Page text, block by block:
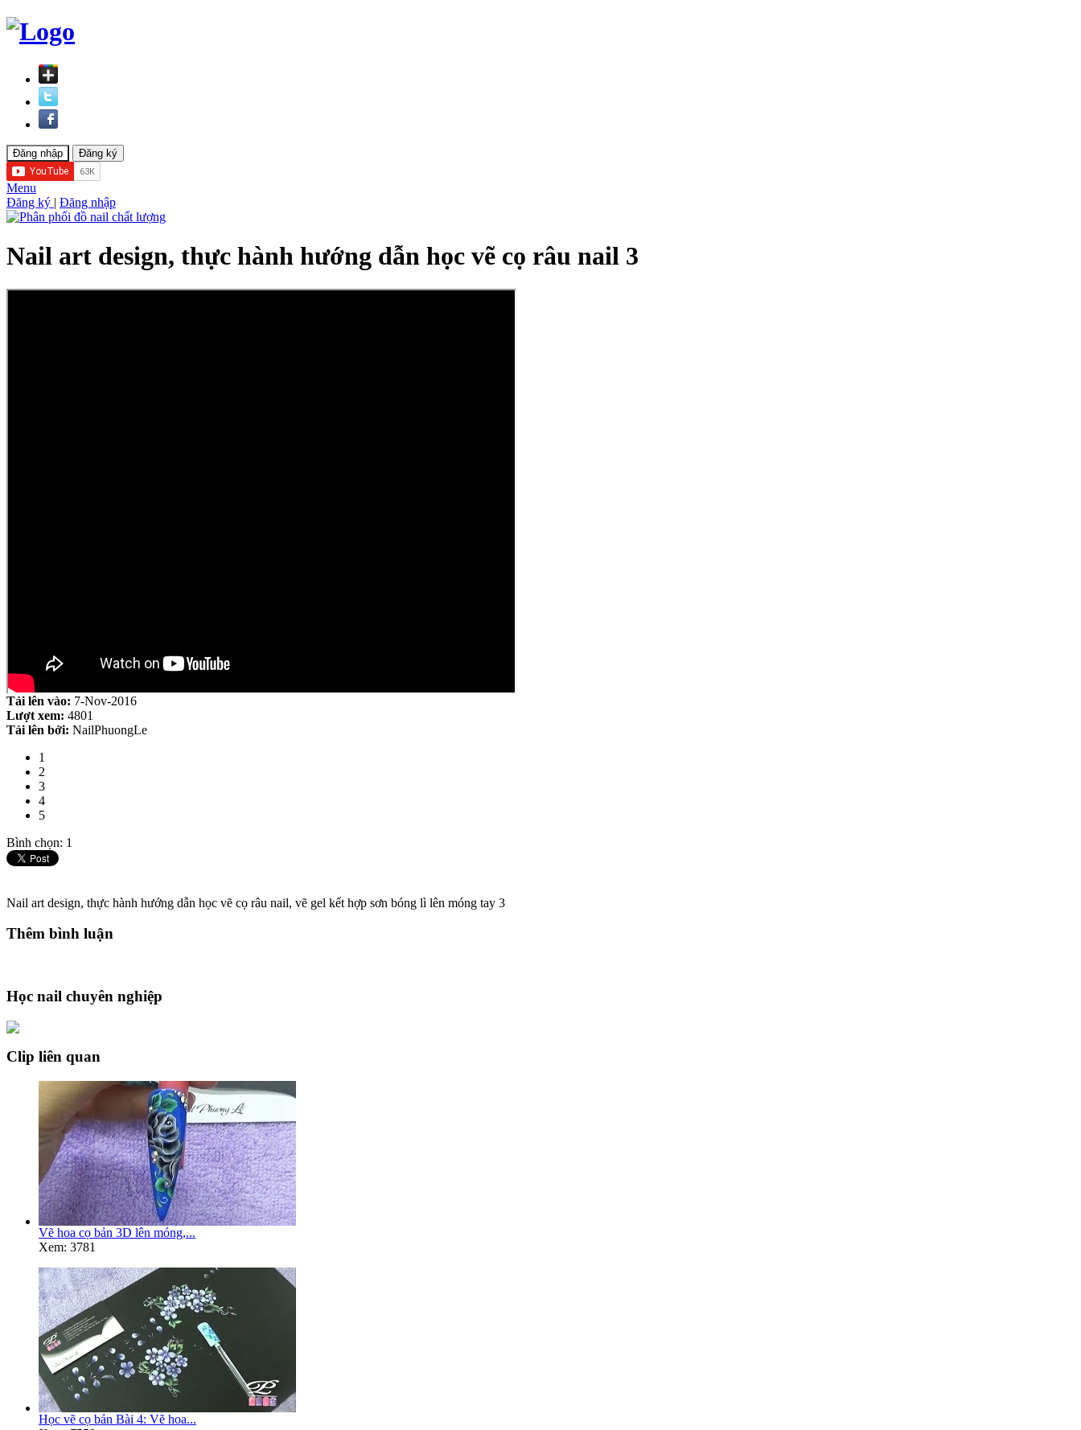
Menu
Đăng ký | Đăng nhập
Nail art design, thực hành hướng dẫn học vẽ cọ râu nail 3
Tải lên vào: 7-Nov-2016
Lượt xem: 4801
Tải lên bởi: NailPhuongLe
1
2
3
4
5
Bình chọn: 1
Nail art design, thực hành hướng dẫn học vẽ cọ râu nail, vẽ gel kết hợp sơn bóng lì lên móng tay 3
Thêm bình luận
Học nail chuyên nghiệp
Clip liên quan
Vẽ hoa cọ bản 3D lên móng,...
Xem: 3781
Học vẽ cọ bản Bài 4: Vẽ hoa...